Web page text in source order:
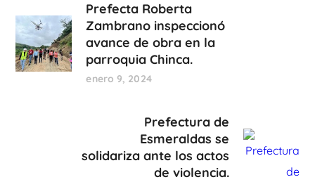
Prefecta Roberta
Zambrano inspeccionó
avance de obra en la
parroquia Chinca.
enero 9, 2024
Prefectura de
Esmeraldas se
solidariza ante los actos
de violencia.